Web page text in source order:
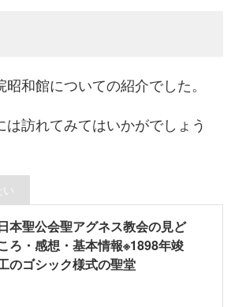
和館についての紹介でした。
訪れてみてはいかがでしょう
本聖公会聖アグネス教会の見ど
ろ・感想・基本情報※1898年竣
のゴシック様式の聖堂